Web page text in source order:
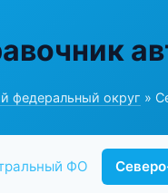
федеральный округ »
ФО